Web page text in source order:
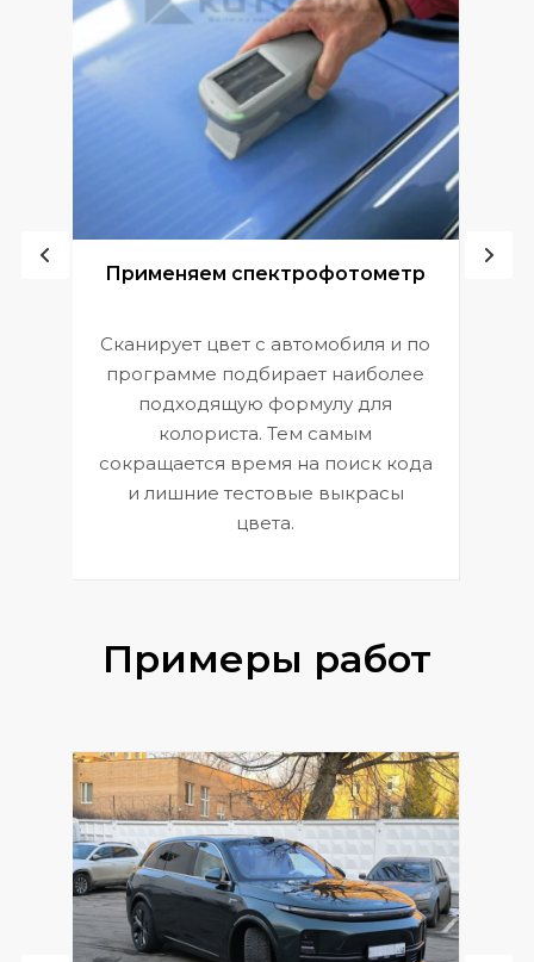
Применяем спектрофотометр
Сканирует цвет с автомобиля и по
программе подбирает наиболее
подходящую формулу для
колориста. Тем самым
сокращается время на поиск кода
и лишние тестовые выкрасы
цвета.
Примеры работ